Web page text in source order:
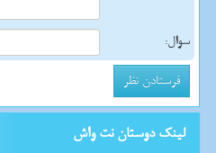
سوال:
لینک دوستان نت واش